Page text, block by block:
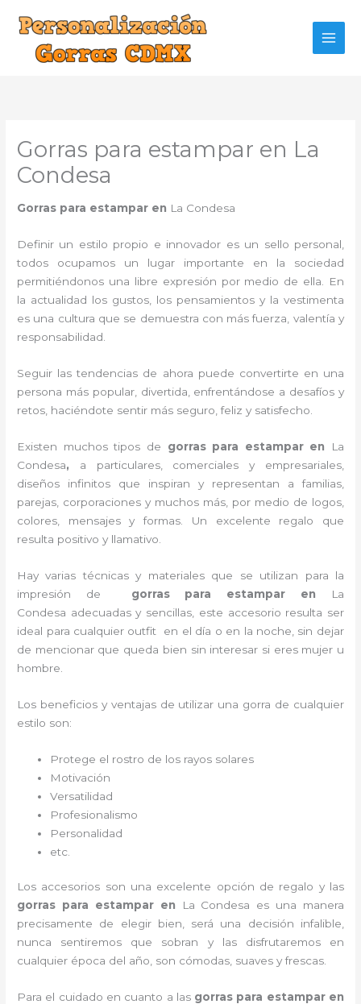
contenido
Gorras para estampar en La
Condesa
Gorras para estampar en La Condesa
Definir un estilo propio e innovador es un sello personal,
todos ocupamos un lugar importante en la sociedad
permitiéndonos una libre expresión por medio de ella. En
la actualidad los gustos, los pensamientos y la vestimenta
es una cultura que se demuestra con más fuerza, valentía y
responsabilidad.
Seguir las tendencias de ahora puede convertirte en una
persona más popular, divertida, enfrentándose a desafíos y
retos, haciéndote sentir más seguro, feliz y satisfecho.
Existen muchos tipos de gorras para estampar en
La
Condesa, a particulares, comerciales y empresariales,
diseños infinitos que inspiran y representan a familias,
parejas, corporaciones y muchos más, por medio de logos,
colores, mensajes y formas. Un excelente regalo que
resulta positivo y llamativo.
Hay varias técnicas y materiales que se utilizan para la
impresión de gorras para estampar en
La
Condesa adecuadas y sencillas, este accesorio resulta ser
ideal para cualquier outfit en el día o en la noche, sin dejar
de mencionar que queda bien sin interesar si eres mujer u
hombre.
Los beneficios y ventajas de utilizar una gorra de cualquier
estilo son:
Protege el rostro de los rayos solares
Motivación
Versatilidad
Profesionalismo
Personalidad
etc.
Los accesorios son una excelente opción de regalo y las
gorras para estampar en
La Condesa es una manera
precisamente de elegir bien, será una decisión infalible,
nunca sentiremos que sobran y las disfrutaremos en
cualquier época del año, son cómodas, suaves y frescas.
Para el cuidado en cuanto a las gorras para estampar en